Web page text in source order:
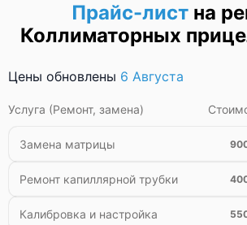
перегрева
Поломка системы защиты от
перенапряжения
замыкания
Прайс-лист на
Коллиматорных
Цены обновлены 6 Августа
Услуга (Ремонт, замена)
Замена матрицы
Ремонт капиллярной трубки
Калибровка и настройка